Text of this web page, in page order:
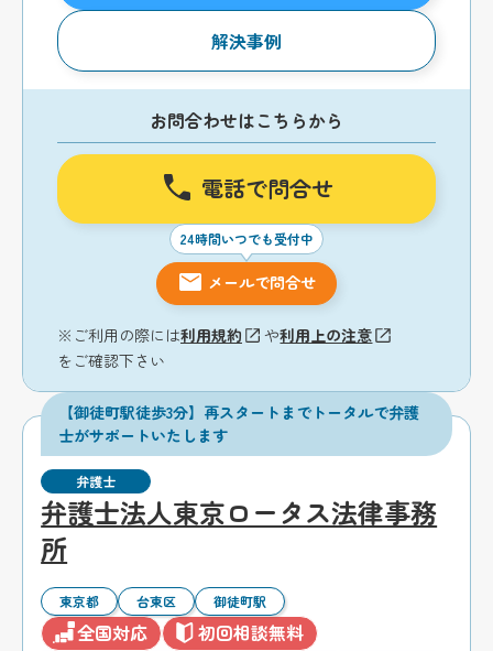
解決事例
お問合わせはこちらから
電話で問合せ
24時間いつでも受付中
メールで問合せ
※ご利用の際には利用規約 や利用上の注意
をご確認下さい
【御徒町駅徒歩3分】再スタートまでトータルで弁護
士がサポートいたします
弁護士
弁護士法人東京ロータス法律事務
所
東京都 台東区 御徒町駅
全国対応 初回相談無料